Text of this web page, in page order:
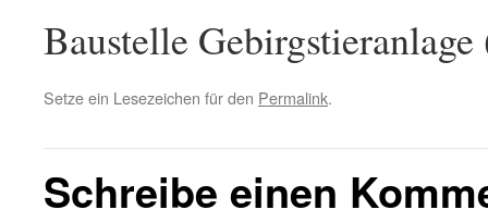
Baustelle
Setze ein Lesezeichen für den Permalink.
Schreibe einen